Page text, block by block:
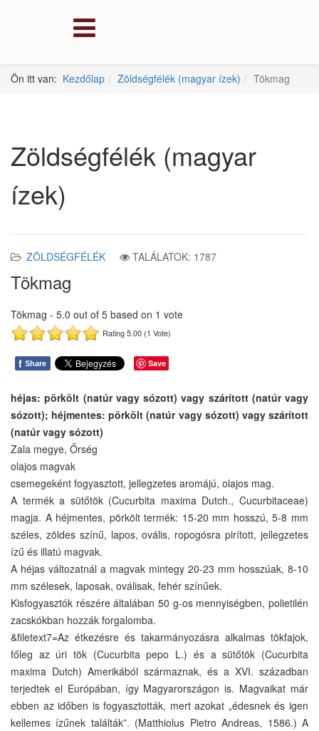
Ön itt van: Kezdőlap Zöldségfélék (magyar ízek) Tökmag
Zöldségfélék (magyar
ízek)
ZÖLDSÉGFÉLÉK TALÁLATOK: 1787
Tökmag
Tökmag - 5.0 out of 5 based on 1 vote
Rating 5.00 (1 Vote)
f Share Save
héjas: pörkölt (natúr vagy sózott) vagy szárított (natúr vagy
sózott); héjmentes: pörkölt (natúr vagy sózott) vagy szárított
(natúr vagy sózott)
Zala megye, Őrség
olajos magvak
csemegeként fogyasztott, jellegzetes aromájú, olajos mag.
A termék a sütőtök (Cucurbita maxima Dutch., Cucurbitaceae)
magja. A héjmentes, pörkölt termék: 15-20 mm hosszú, 5-8 mm
széles, zöldes színű, lapos, ovális, ropogósra pirított, jellegzetes
ízű és illatú magvak.
A héjas változatnál a magvak mintegy 20-23 mm hosszúak, 8-10
mm szélesek, laposak, oválisak, fehér színűek.
Kisfogyasztók részére általában 50 g-os mennyiségben, polietilén
zacskókban hozzák forgalomba.
&filetext7=Az étkezésre és takarmányozásra alkalmas tökfajok,
főleg az úri tök (Cucurbita pepo L.) és a sütőtök (Cucurbita
maxima Dutch) Amerikából származnak, és a XVI. században
terjedtek el Európában, így Magyarországon is. Magvaikat már
ebben az időben is fogyasztották, mert azokat „édesnek és igen
kellemes ízűnek találták”. (Matthiolus Pietro Andreas, 1586.) A